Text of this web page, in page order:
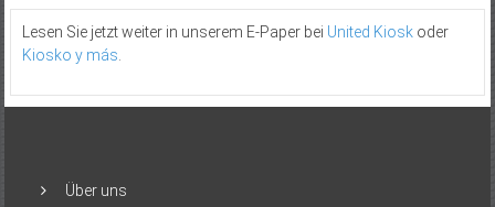
Lesen Sie jetzt weiter in unserem E-Paper bei United Kioskoder
Kiosko y más
Über uns